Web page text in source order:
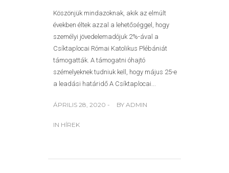
Köszönjük mindazoknak, akik az elmúlt
években éltek azzal a lehetőséggel, hogy
személyi jövedelemadójuk 2%-ával a
Csíktaplocai Római Katolikus Plébániát
támogatták. A támogatni óhajtó
szémelyeknek tudniuk kell, hogy május 25-e
a leadási határidő A Csíktaplocai...
ÁPRILIS 28, 2020 - BY ADMIN
IN HÍREK